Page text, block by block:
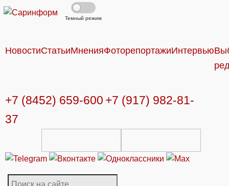
Темный режим
НовостиСтатьиМненияФоторепортажиИнтервью
+7 (8452) 659-600 +7 (917) 982-81-
37